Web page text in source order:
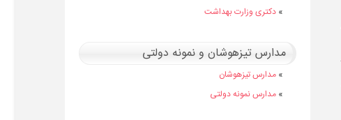
» دکتری وزارت بهداشت
مدارس تیزهوشان و نمونه دولتی
» مدارس تیزهوشان
» مدارس نمونه دولتی